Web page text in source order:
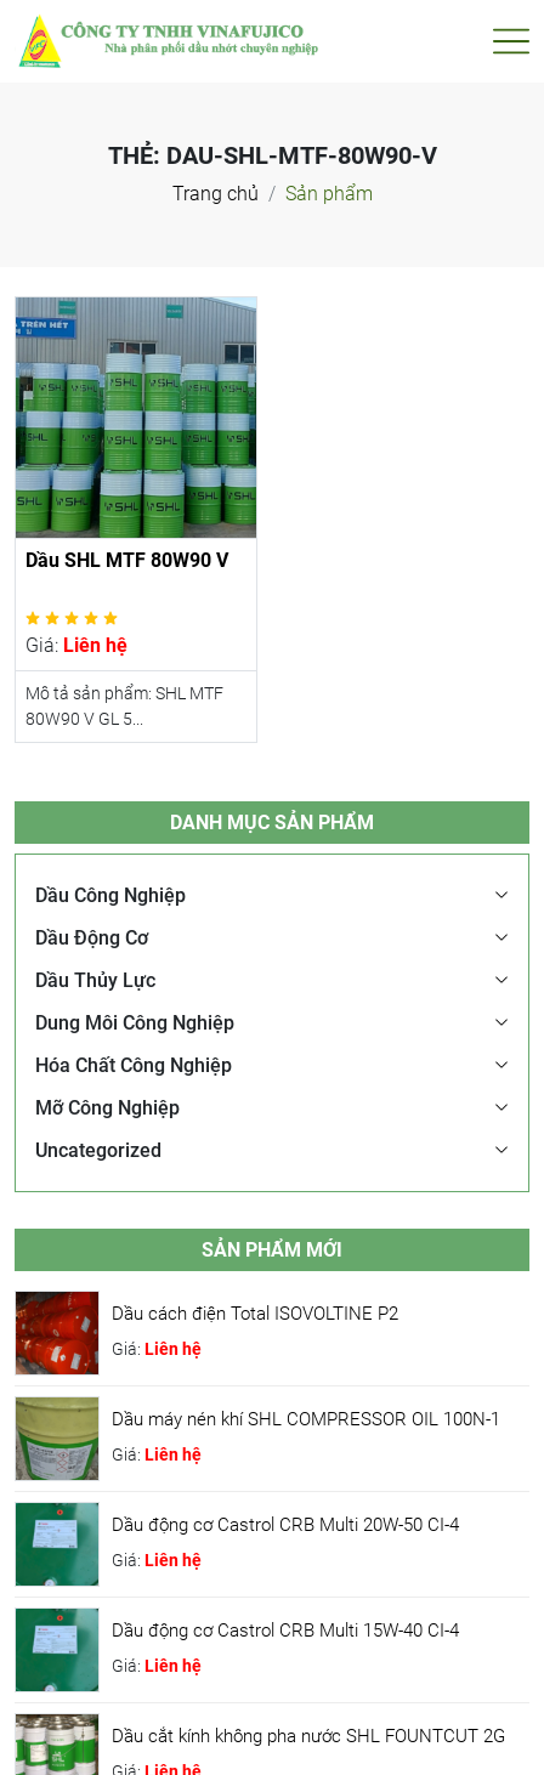
THẺ: DAU-SHL-MTF-80W90-V
Trang chủ Sản phẩm
Dầu SHL MTF 80W90 V
Giá: Liên hệ
Mô tả sản phẩm: SHL MTF
80W90 V GL 5...
DANH MỤC SẢN PHẨM
Dầu Công Nghiệp
Dầu Động Cơ
Dầu Thủy Lực
Dung Môi Công Nghiệp
Hóa Chất Công Nghiệp
Mỡ Công Nghiệp
Uncategorized
SẢN PHẨM MỚI
Dầu cách điện Total ISOVOLTINE P2
Giá: Liên hệ
Dầu máy nén khí SHL COMPRESSOR OIL 100N-1
Giá: Liên hệ
Dầu động cơ Castrol CRB Multi 20W-50 CI-4
Giá: Liên hệ
Dầu động cơ Castrol CRB Multi 15W-40 CI-4
Giá: Liên hệ
Dầu cắt kính không pha nước SHL FOUNTCUT 2G